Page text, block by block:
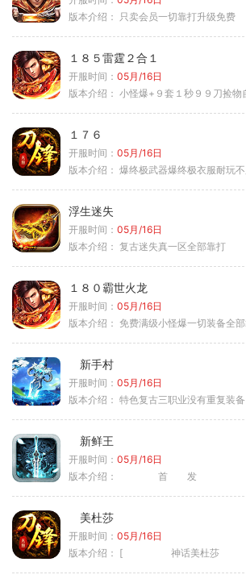
版本介绍： 只卖会员一切靠打升级免费
１８５雷霆２合１
开服时间： 05月/16日
版本介绍： 小怪爆+９套１秒９９刀捡物
１７６
开服时间： 05月/16日
版本介绍： 爆终极武器爆终极衣服耐玩不累
浮生迷失
开服时间： 05月/16日
版本介绍： 复古迷失真一区全部靠打
１８０霸世火龙
开服时间： 05月/16日
版本介绍： 免费满级小怪爆一切装备全
新手村
开服时间： 05月/16日
版本介绍： 特色复古三职业没有重复装备自
新鲜王
开服时间： 05月/16日
版本介绍：
首 发
美杜莎
开服时间： 05月/16日
版本介绍： [ 神话美杜